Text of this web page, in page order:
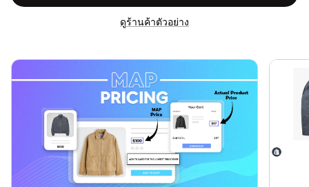
ดูร้านค้าตัวอย่าง